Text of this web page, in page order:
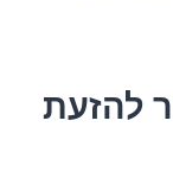
להזעת